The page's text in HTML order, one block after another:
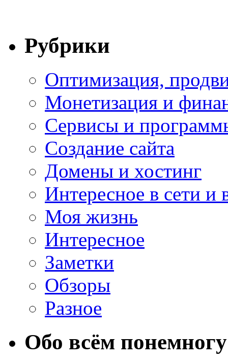
Рубрики
Оптимизация,
Монетизация и
Сервисы и
Создание сайта
Домены и хостинг
Интересное в сети и
Моя жизнь
Интересное
Заметки
Обзоры
Разное
Обо всём понемногу